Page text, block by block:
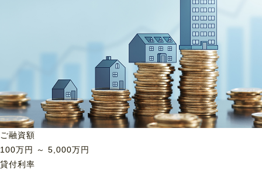
ご融資額
100万円 ～ 5,000万円
貸付利率